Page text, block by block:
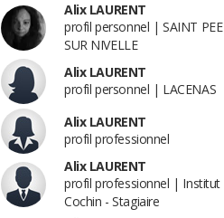
Alix LAURENT
profil personnel | SAINT PEE
SUR NIVELLE
Alix LAURENT
profil personnel | LACENAS
Alix LAURENT
profil professionnel
Alix LAURENT
profil professionnel | Institut
Cochin - Stagiaire